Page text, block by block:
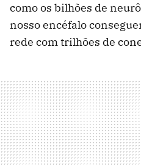
como os bilhões de
nosso encéfalo
rede com trilhões de